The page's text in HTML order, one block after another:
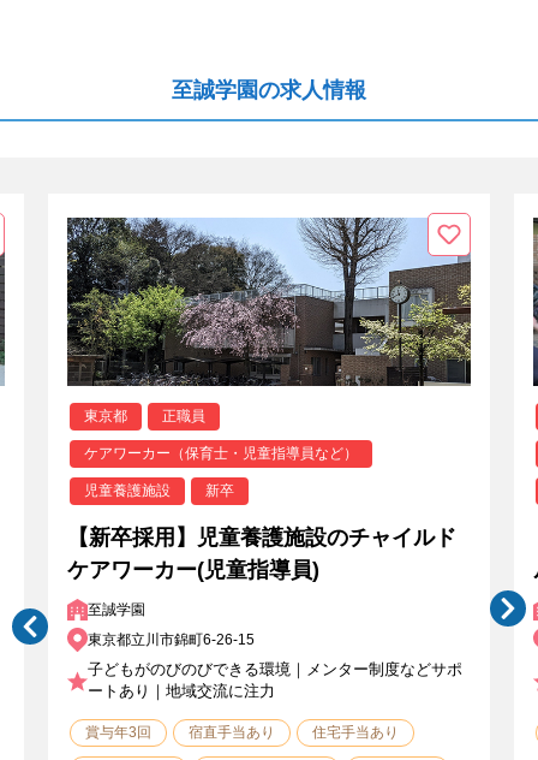
至誠学園の求人情報
東京都 正職員
ケアワーカー（保育士・児童指導員など）
児童養護施設 新卒
【新卒採用】児童養護施設のチャイルド
ケアワーカー(児童指導員)
至誠学園
東京都立川市錦町6-26-15
子どもがのびのびできる環境｜メンター制度などサポ
ートあり｜地域交流に注力
賞与年3回 宿直手当あり 住宅手当あり